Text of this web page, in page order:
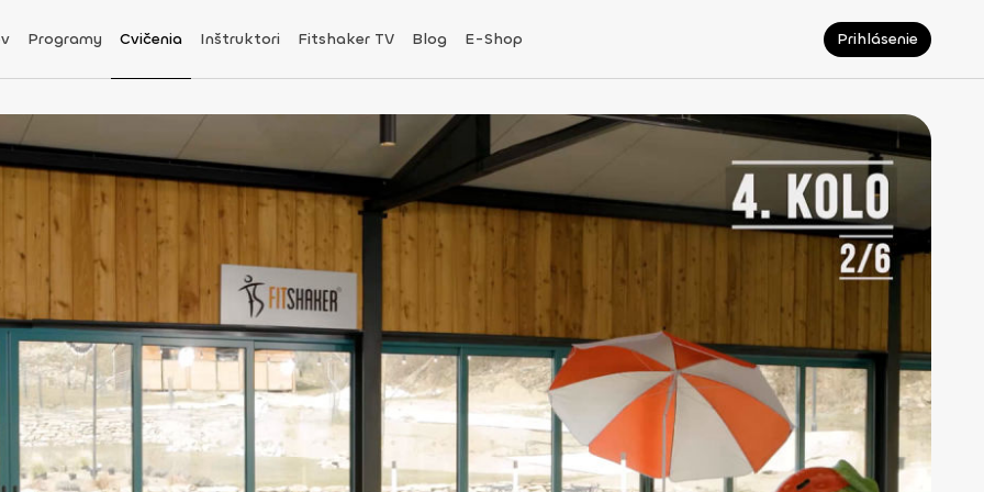
Programy Cvičenia Inštruktori Fitshaker TV Blog E-Shop Prihlásenie